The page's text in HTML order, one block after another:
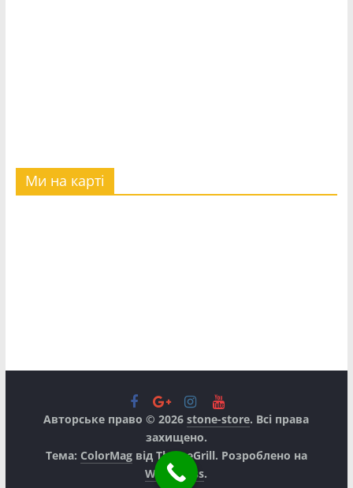
Ми на карті
Авторське право © 2026stone-store. Всі права
захищено.
Тема: ColorMagвід ThemeGrill. Розроблено на
WordPress.